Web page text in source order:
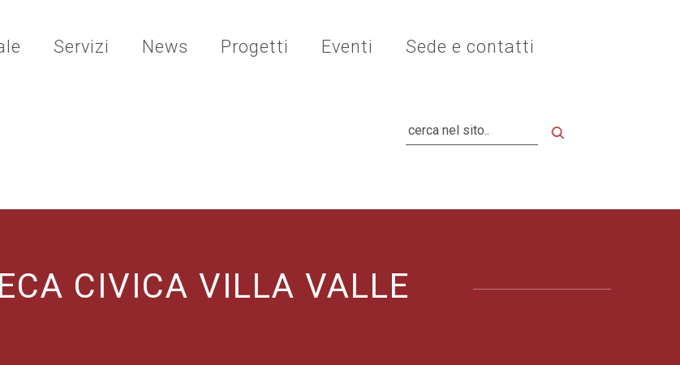
Servizi News Progetti Eventi Sede e contatti
CIVICA VILLA VALLE